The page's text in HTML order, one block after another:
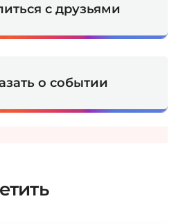
с друзьями
о событии